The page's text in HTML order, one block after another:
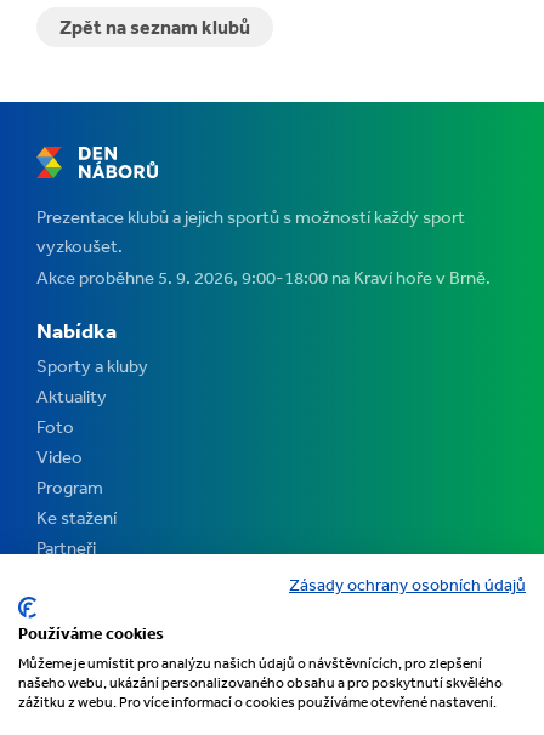
Zpět na seznam klubů
Prezentace klubů a jejich sportů s možností každý sport
vyzkoušet.
Akce proběhne 5. 9. 2026, 9:00-18:00 na Kraví hoře v Brně.
Nabídka
Sporty a kluby
Aktuality
Foto
Video
Program
Ke stažení
Partneři
Pořadatelé
Zásady ochrany osobních údajů
Používáme cookies
Můžeme je umístit pro analýzu našich údajů o návštěvnících, pro zlepšení
našeho webu, ukázání personalizovaného obsahu a pro poskytnutí skvělého
zážitku z webu. Pro více informací o cookies používáme otevřené nastavení.